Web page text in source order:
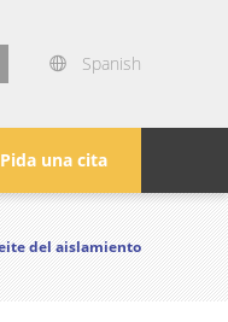
Spanish
Pida una cita
del aislamiento